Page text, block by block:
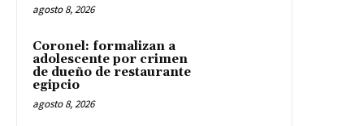
agosto 8, 2026
Coronel: formalizan a
adolescente por crimen
de dueño de restaurante
egipcio
agosto 8, 2026